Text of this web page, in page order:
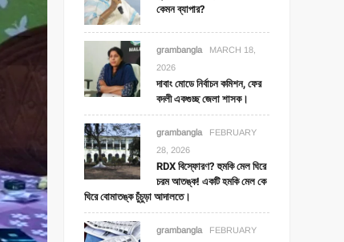
কেমন ব্যাপার?
grambangla
MARCH 18,
2026
দাবাং মোডে নির্বাচন কমিশন, ফের
বদলী একগুচ্ছ জেলা শাসক।
grambangla
FEBRUARY
28, 2026
RDX বিস্ফোরণ? হুমকি মেল ঘিরে
চরম আতঙ্ক! একটি হমকি মেল কে
ঘিরে বোমাতঙ্ক চুঁচুড়া আদালতে।
grambangla
FEBRUARY